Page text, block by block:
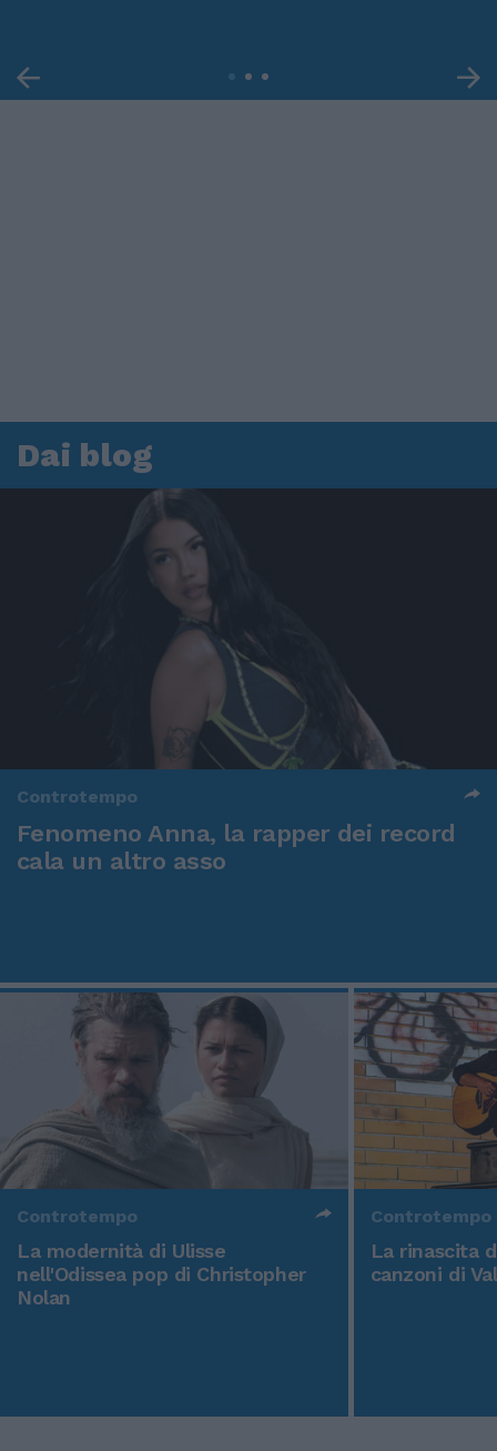
Dai blog
Controtempo
Fenomeno Anna, la rapper dei record
cala un altro asso
Controtempo
La modernità di Ulisse
nell'Odissea pop di Christopher
Nolan
Controtempo
La rinascita
canzoni di